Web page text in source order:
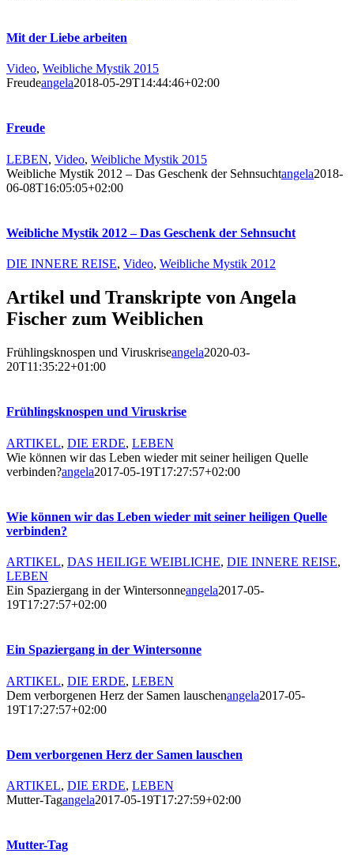
Mit der Liebe arbeiten
Video, Weibliche Mystik 2015
Freudeangela2018-05-29T14:44:46+02:00
Freude
LEBEN, Video, Weibliche Mystik 2015
Weibliche Mystik 2012 – Das Geschenk der Sehnsuchtangela2018-
06-08T16:05:05+02:00
Weibliche Mystik 2012 – Das Geschenk der Sehnsucht
DIE INNERE REISE, Video, Weibliche Mystik 2012
Artikel und Transkripte von Angela
Fischer zum Weiblichen
Frühlingsknospen und Viruskriseangela2020-03-
20T11:35:22+01:00
Frühlingsknospen und Viruskrise
ARTIKEL, DIE ERDE, LEBEN
Wie können wir das Leben wieder mit seiner heiligen Quelle
verbinden?angela2017-05-19T17:27:57+02:00
Wie können wir das Leben wieder mit seiner heiligen Quelle
verbinden?
ARTIKEL, DAS HEILIGE WEIBLICHE, DIE INNERE REISE,
LEBEN
Ein Spaziergang in der Wintersonneangela2017-05-
19T17:27:57+02:00
Ein Spaziergang in der Wintersonne
ARTIKEL, DIE ERDE, LEBEN
Dem verborgenen Herz der Samen lauschenangela2017-05-
19T17:27:57+02:00
Dem verborgenen Herz der Samen lauschen
ARTIKEL, DIE ERDE, LEBEN
Mutter-Tagangela2017-05-19T17:27:59+02:00
Mutter-Tag